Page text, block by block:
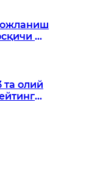
олий